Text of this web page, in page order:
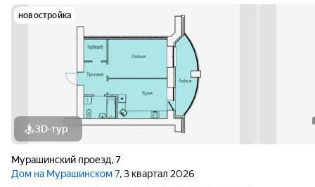
новостройка
3D-тур
Мурашинский проезд,7
Дом на Мурашинском 7, 3 квартал 2026